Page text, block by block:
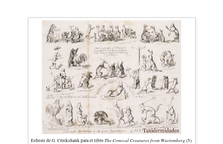
Esbozo de G. Cruikshank para el libroThe Comical Creatures from Wurtemberg (5).